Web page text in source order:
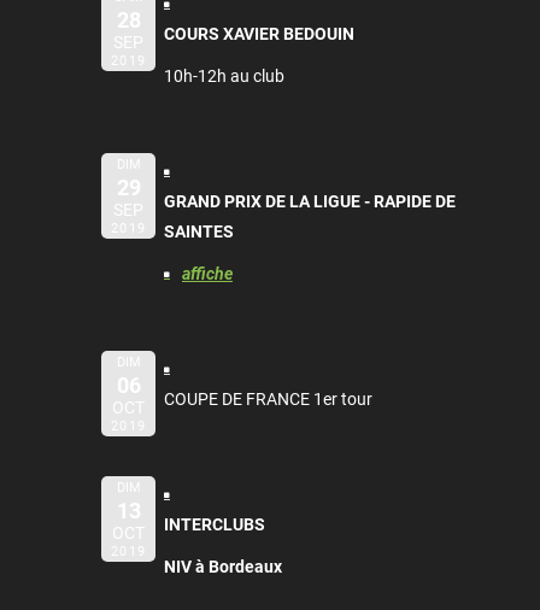
28
SEP
2019
COURS XAVIER BEDOUIN
10h-12h au club
DIM
29
SEP
2019
GRAND PRIX DE LA LIGUE - RAPIDE DE
SAINTES
affiche
DIM
06
OCT
2019
COUPE DE FRANCE 1er tour
DIM
13
OCT
2019
INTERCLUBS
NIV à Bordeaux